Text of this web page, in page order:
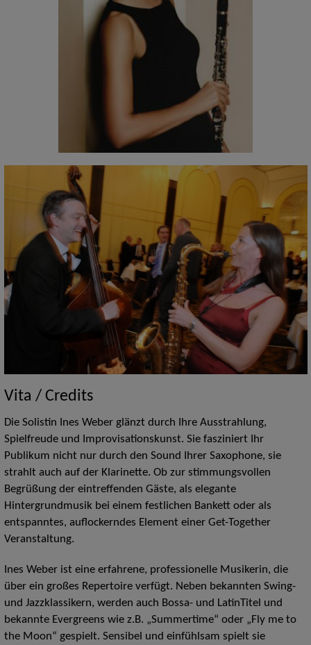
Vita / Credits
Die Solistin Ines Weber glänzt durch Ihre Ausstrahlung,
Spielfreude und Improvisationskunst. Sie fasziniert Ihr
Publikum nicht nur durch den Sound Ihrer Saxophone, sie
strahlt auch auf der Klarinette. Ob zur stimmungsvollen
Begrüßung der eintreffenden Gäste, als elegante
Hintergrundmusik bei einem festlichen Bankett oder als
entspanntes, auflockerndes Element einer Get-Together
Veranstaltung.
Ines Weber ist eine erfahrene, professionelle Musikerin, die
über ein großes Repertoire verfügt. Neben bekannten Swing-
und Jazzklassikern, werden auch Bossa- und LatinTitel und
bekannte Evergreens wie z.B. „Summertime“ oder „Fly me to
the Moon“ gespielt. Sensibel und einfühlsam spielt sie